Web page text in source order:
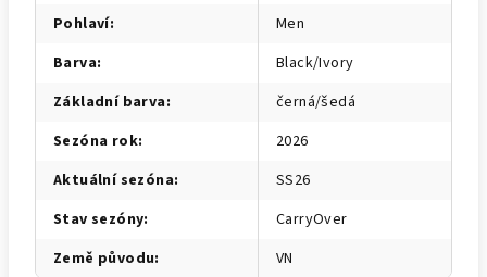
Pohlaví:
Men
Barva:
Black/Ivory
Základní barva:
černá/šedá
Sezóna rok:
2026
Aktuální sezóna:
SS26
Stav sezóny:
CarryOver
Země původu: VN